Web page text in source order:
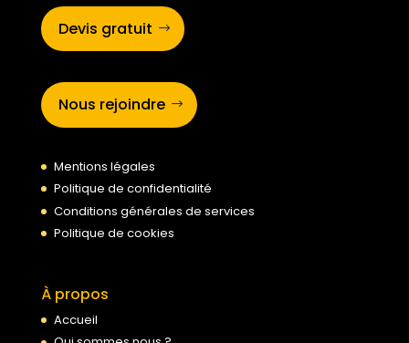
Devis gratuit
Nous rejoindre
Mentions légales
Politique de confidentialité
Conditions générales de services
Politique de cookies
À propos
Accueil